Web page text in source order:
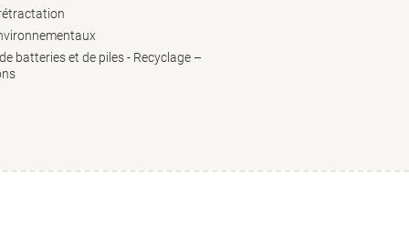
batteries et de piles - Recyclage –